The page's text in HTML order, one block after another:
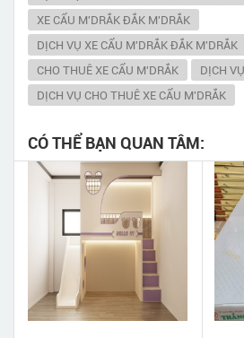
XE CẨU M'DRẮK ĐẮK M'DRẮK
DỊCH VỤ XE CẨU M'DRẮK ĐẮK M'DRẮK
CHO THUÊ XE CẨU M'DRẮK
DỊCH
DỊCH VỤ CHO THUÊ XE CẨU M'DRẮK
CÓ THỂ BẠN QUAN TÂM: